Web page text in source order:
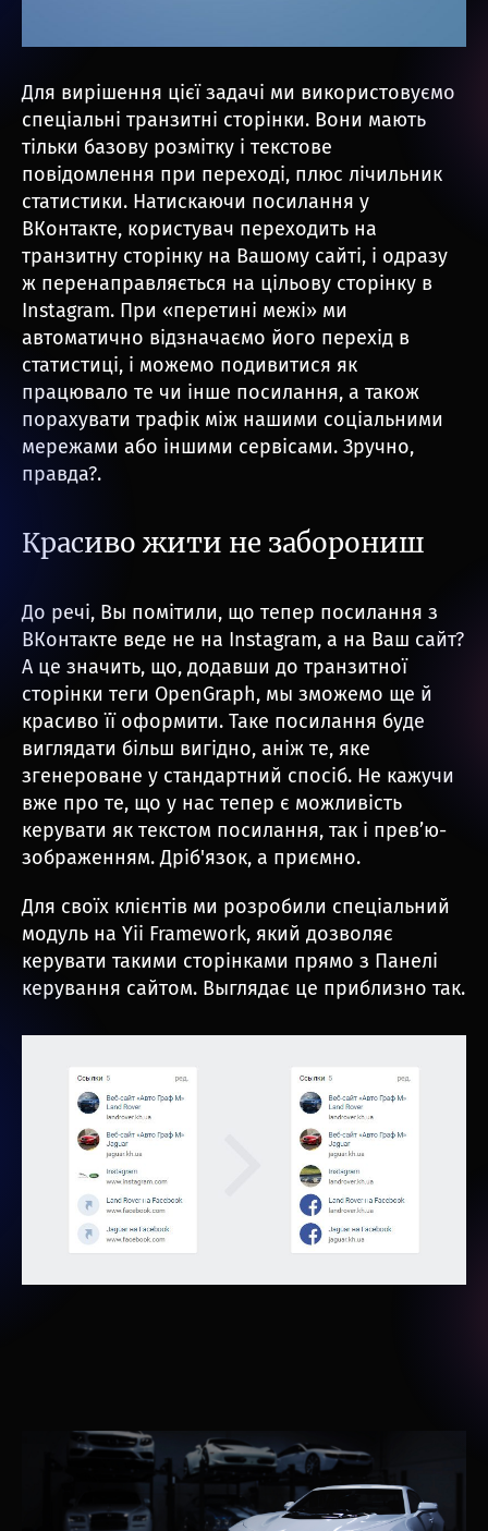
Для вирішення цієї задачі ми використовуємо
спеціальні транзитні сторінки. Вони мають
тільки базову розмітку і текстове
повідомлення при переході, плюс лічильник
статистики. Натискаючи посилання у
ВКонтакте, користувач переходить на
транзитну сторінку на Вашому сайті, і одразу
ж перенаправляється на цільову сторінку в
Instagram. При «перетині межі» ми
автоматично відзначаємо його перехід в
статистиці, і можемо подивитися як
працювало те чи інше посилання, а також
порахувати трафік між нашими соціальними
мережами або іншими сервісами. Зручно,
правда?.
Красиво жити не заборониш
До речі, Вы помітили, що тепер посилання з
ВКонтакте веде не на Instagram, а на Ваш сайт?
А це значить, що, додавши до транзитної
сторінки теги OpenGraph, мы зможемо ще й
красиво її оформити. Таке посилання буде
виглядати більш вигідно, аніж те, яке
згенероване у стандартний спосіб. Не кажучи
вже про те, що у нас тепер є можливість
керувати як текстом посилання, так і прев’ю-
зображенням. Дріб'язок, а приємно.
Для своїх клієнтів ми розробили спеціальний
модуль на Yii Framework, який дозволяє
керувати такими сторінками прямо з Панелі
керування сайтом. Выглядає це приблизно так.